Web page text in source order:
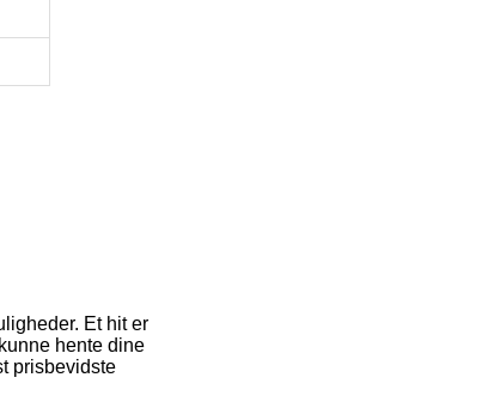
Et hit er
hente dine
prisbevidste